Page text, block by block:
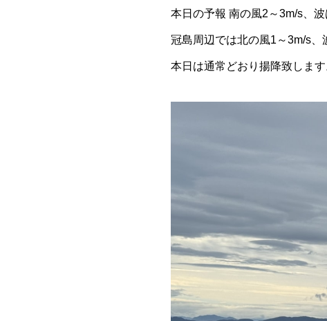
本日の予報 南の風2～3m/s、
冠島周辺では北の風1～3m/s、
本日は通常どおり揚降致します